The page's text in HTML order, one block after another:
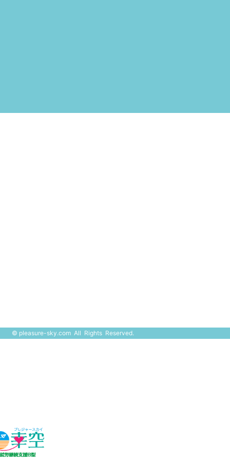
© pleasure-sky.com All Rights Reserved.